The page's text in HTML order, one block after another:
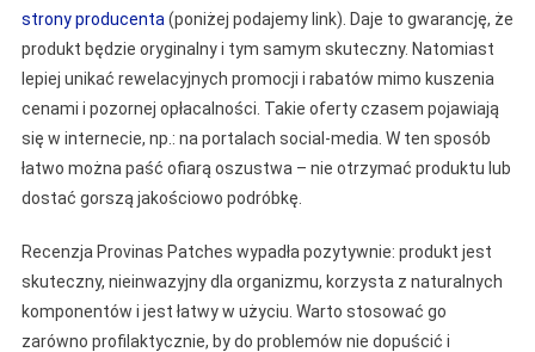
strony producenta (poniżej podajemy link). Daje to gwarancję, że
produkt będzie oryginalny i tym samym skuteczny. Natomiast
lepiej unikać rewelacyjnych promocji i rabatów mimo kuszenia
cenami i pozornej opłacalności. Takie oferty czasem pojawiają
się w internecie, np.: na portalach social-media. W ten sposób
łatwo można paść ofiarą oszustwa – nie otrzymać produktu lub
dostać gorszą jakościowo podróbkę.
Recenzja Provinas Patches wypadła pozytywnie: produkt jest
skuteczny, nieinwazyjny dla organizmu, korzysta z naturalnych
komponentów i jest łatwy w użyciu. Warto stosować go
zarówno profilaktycznie, by do problemów nie dopuścić i